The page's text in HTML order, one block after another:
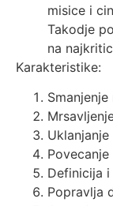
misice i
Takodje
na
Karakteristike:
Definicija
Popravlja